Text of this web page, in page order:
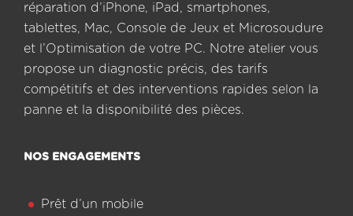
réparation d’iPhone, iPad, smartphones,
tablettes, Mac, Console de Jeux et Microsoudure
et l’Optimisation de votre PC. Notre atelier vous
propose un diagnostic précis, des tarifs
compétitifs et des interventions rapides selon la
panne et la disponibilité des pièces.
NOS ENGAGEMENTS
Prêt d’un mobile